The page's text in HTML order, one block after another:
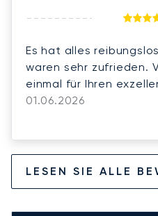
Es hat alles
waren sehr zufrieden.
einmal für Ihren
01.06.2026
LESEN SIE ALLE